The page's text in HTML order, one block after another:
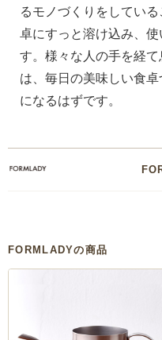
るモノづくりをしてい
卓にすっと溶け込み、
す。様々な人の手を経
は、毎日の美味しい食
になるはずです。
FORMLADYの商品